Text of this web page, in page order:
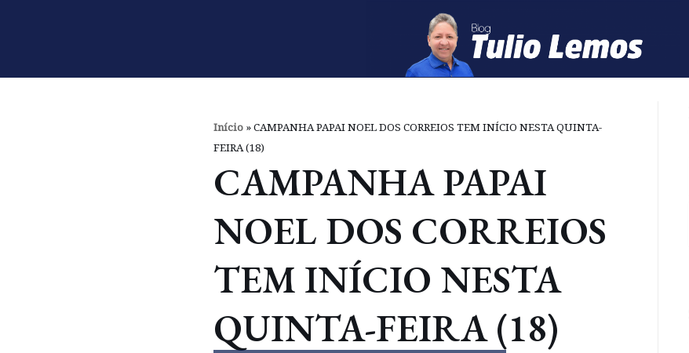
o
Início »CAMPANHA PAPAI NOEL DOS CORREIOS TEM INÍCIO NESTA QUINTA-
FEIRA (18)
CAMPANHA PAPAI
NOEL DOS CORREIOS
TEM INÍCIO NESTA
QUINTA-FEIRA (18)